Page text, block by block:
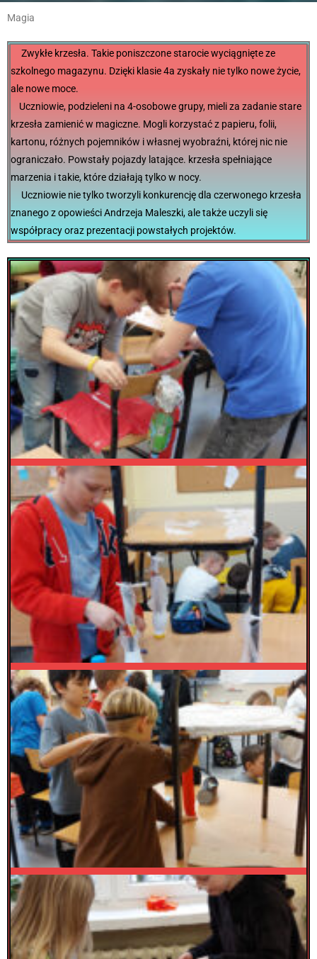
Magia
Zwykłe krzesła. Takie poniszczone starocie wyciągnięte ze
szkolnego magazynu. Dzięki klasie 4a zyskały nie tylko nowe życie,
ale nowe moce.
Uczniowie, podzieleni na 4-osobowe grupy, mieli za zadanie stare
krzesła zamienić w magiczne. Mogli korzystać z papieru, folii,
kartonu, różnych pojemników i własnej wyobraźni, której nic nie
ograniczało. Powstały pojazdy latające. krzesła spełniające
marzenia i takie, które działają tylko w nocy.
Uczniowie nie tylko tworzyli konkurencję dla czerwonego krzesła
znanego z opowieści Andrzeja Maleszki, ale także uczyli się
współpracy oraz prezentacji powstałych projektów.